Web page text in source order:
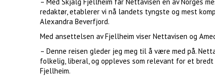
redaktør, etablerer vi nå landets tyngste og mest
Alexandra Beverfjord.
Med ansettelsen av Fjellheim viser Nettavisen og
– Denne reisen gleder jeg meg til å være med på.
folkelig, liberal, og oppleves som relevant for et
Fjellheim.